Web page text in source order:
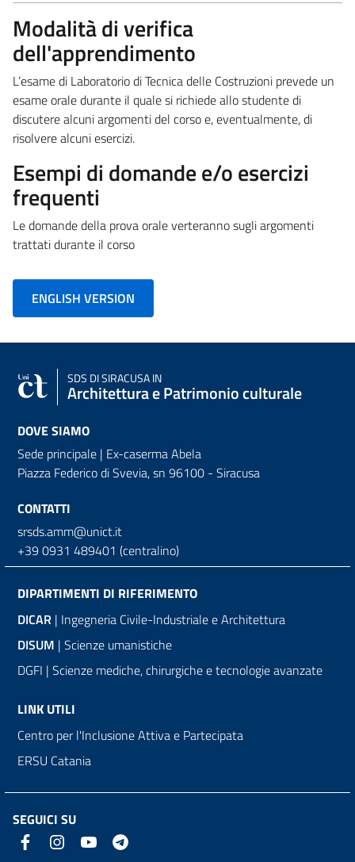
Modalità di verifica
dell'apprendimento
L’esame di Laboratorio di Tecnica delle Costruzioni prevede un
esame orale durante il quale si richiede allo studente di
discutere alcuni argomenti del corso e, eventualmente, di
risolvere alcuni esercizi.
Esempi di domande e/o esercizi
frequenti
Le domande della prova orale verteranno sugli argomenti
trattati durante il corso
ENGLISH VERSION
SDS DI SIRACUSA IN
Architettura e Patrimonio culturale
DOVE SIAMO
Sede principale | Ex-caserma Abela
Piazza Federico di Svevia, sn 96100 - Siracusa
CONTATTI
srsds.amm@unict.it
+39 0931 489401 (centralino)
DIPARTIMENTI DI RIFERIMENTO
DICAR | Ingegneria Civile-Industriale e Architettura
DISUM | Scienze umanistiche
DGFI | Scienze mediche, chirurgiche e tecnologie avanzate
LINK UTILI
Centro per l'Inclusione Attiva e Partecipata
ERSU Catania
SEGUICI SU